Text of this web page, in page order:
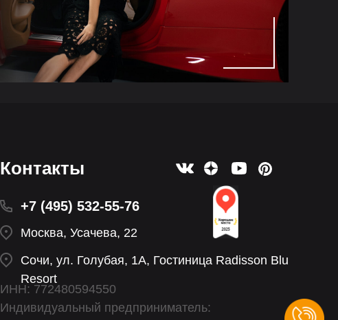
Контакты
+7 (495) 532-55-76
Москва, Усачева, 22
ИНН: 772480594550
Индивидуальный предприниматель:
Сочи, ул. Голубая, 1А, Гостиница Radisson Blu
Resort